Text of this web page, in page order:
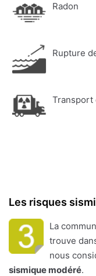
Radon
Rupture
Transport
Les risques
La
trouve
nous
sismique modéré.